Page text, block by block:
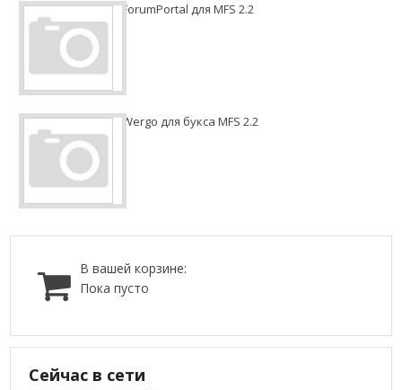
ForumPortal для MFS 2.2
Wergo для букса MFS 2.2
В вашей корзине:
Пока пусто
Сейчас в сети